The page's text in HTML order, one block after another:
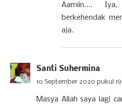
Aamiin....
berkehendak
aja.
Santi Suhermina
10 September 2020 pukul
Masya Allah saya lagi